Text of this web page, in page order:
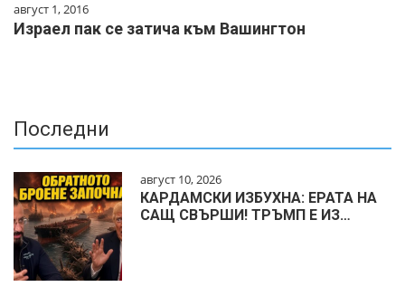
август 1, 2016
Израел пак се затича към Вашингтон
Последни
август 10, 2026
КАРДАМСКИ ИЗБУХНА: ЕРАТА НА
САЩ СВЪРШИ! ТРЪМП Е ИЗ…